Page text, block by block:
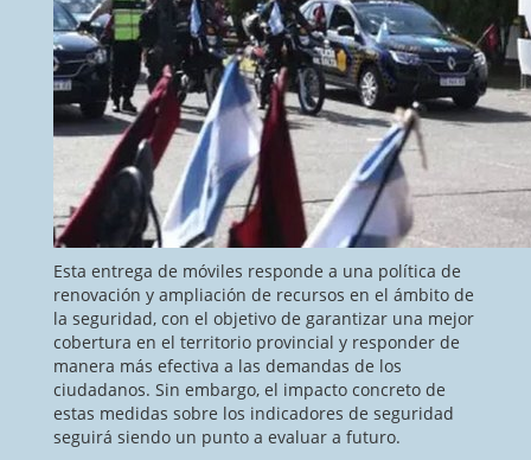
Esta entrega de móviles responde a una política de
renovación y ampliación de recursos en el ámbito de
la seguridad, con el objetivo de garantizar una mejor
cobertura en el territorio provincial y responder de
manera más efectiva a las demandas de los
ciudadanos. Sin embargo, el impacto concreto de
estas medidas sobre los indicadores de seguridad
seguirá siendo un punto a evaluar a futuro.